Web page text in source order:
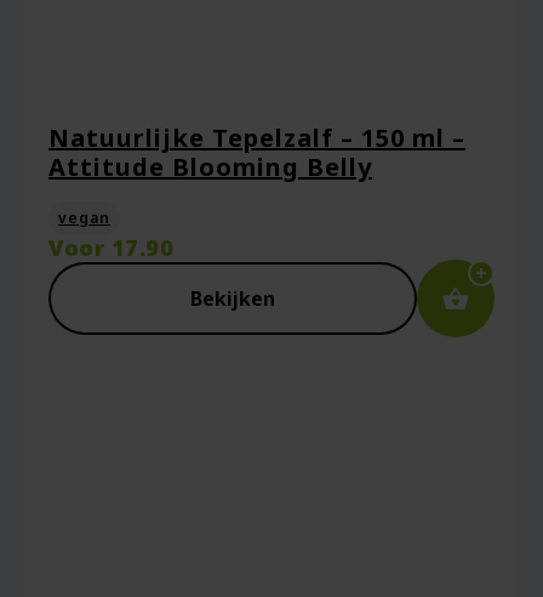
Natuurlijke Tepelzalf – 150 ml –
Attitude Blooming Belly
vegan
Voor 17.90
Bekijken